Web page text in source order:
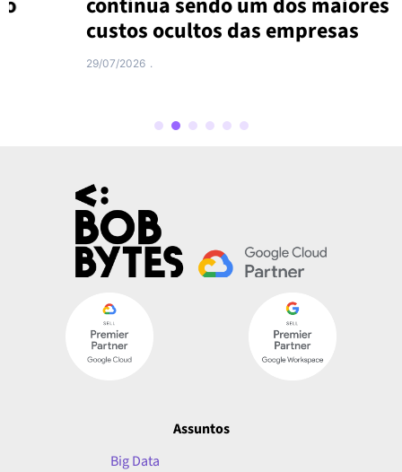
custos ocultos das empresas
29/07/2026
Assuntos
Big Data